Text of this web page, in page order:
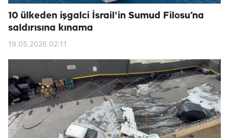
10 ülkeden işgalci İsrail'in Sumud Filosu’na
saldırısına kınama
19.05.2026 02:11